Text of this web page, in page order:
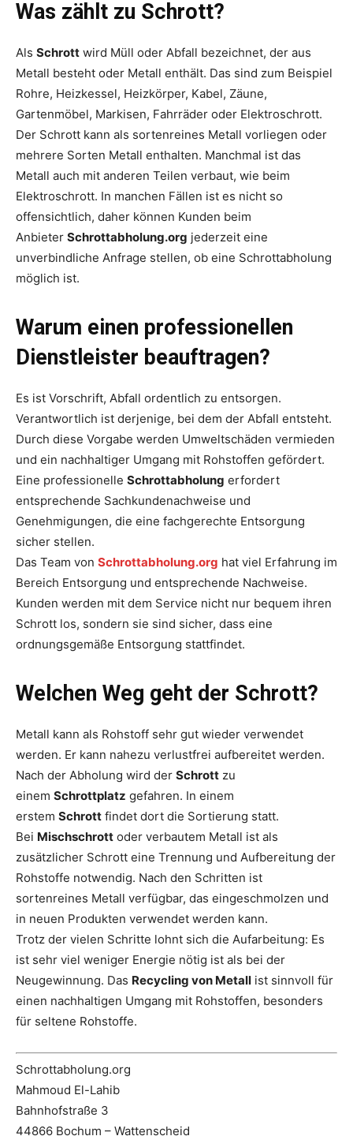
Was zählt zu Schrott?
Als Schrott wird Müll oder Abfall bezeichnet, der aus
Metall besteht oder Metall enthält. Das sind zum Beispiel
Rohre, Heizkessel, Heizkörper, Kabel, Zäune,
Gartenmöbel, Markisen, Fahrräder oder Elektroschrott.
Der Schrott kann als sortenreines Metall vorliegen oder
mehrere Sorten Metall enthalten. Manchmal ist das
Metall auch mit anderen Teilen verbaut, wie beim
Elektroschrott. In manchen Fällen ist es nicht so
offensichtlich, daher können Kunden beim
Anbieter Schrottabholung.org jederzeit eine
unverbindliche Anfrage stellen, ob eine Schrottabholung
möglich ist.
Warum einen professionellen
Dienstleister beauftragen?
Es ist Vorschrift, Abfall ordentlich zu entsorgen.
Verantwortlich ist derjenige, bei dem der Abfall entsteht.
Durch diese Vorgabe werden Umweltschäden vermieden
und ein nachhaltiger Umgang mit Rohstoffen gefördert.
Eine professionelle Schrottabholung erfordert
entsprechende Sachkundenachweise und
Genehmigungen, die eine fachgerechte Entsorgung
sicher stellen.
Das Team von Schrottabholung.org hat viel Erfahrung im
Bereich Entsorgung und entsprechende Nachweise.
Kunden werden mit dem Service nicht nur bequem ihren
Schrott los, sondern sie sind sicher, dass eine
ordnungsgemäße Entsorgung stattfindet.
Welchen Weg geht der Schrott?
Metall kann als Rohstoff sehr gut wieder verwendet
werden. Er kann nahezu verlustfrei aufbereitet werden.
Nach der Abholung wird der Schrott zu
einem Schrottplatz gefahren. In einem
erstem Schrott findet dort die Sortierung statt.
Bei Mischschrott oder verbautem Metall ist als
zusätzlicher Schrott eine Trennung und Aufbereitung der
Rohstoffe notwendig. Nach den Schritten ist
sortenreines Metall verfügbar, das eingeschmolzen und
in neuen Produkten verwendet werden kann.
Trotz der vielen Schritte lohnt sich die Aufarbeitung: Es
ist sehr viel weniger Energie nötig ist als bei der
Neugewinnung. Das Recycling von Metall ist sinnvoll für
einen nachhaltigen Umgang mit Rohstoffen, besonders
für seltene Rohstoffe.
Schrottabholung.org
Mahmoud El-Lahib
Bahnhofstraße 3
44866 Bochum – Wattenscheid